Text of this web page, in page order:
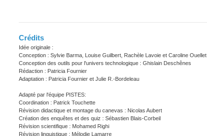
Crédits
Idée originale :
Conception : Sylvie Barma, Louise Guilbert, Rachèle Lavoie et Caroline Ouellet
Conception des outils pour l'univers technologique : Ghislain Deschênes
Rédaction : Patricia Fournier
Adaptation : Patricia Fournier et Julie R.-Bordeleau
Adapté par l'équipe PISTES:
Coordination : Patrick Touchette
Révision didactique et montage du canevas : Nicolas Aubert
Création des enquêtes et des quiz : Sébastien Blais-Corbeil
Révision scientifique : Mohamed Righi
Révision linguistique : Mélodie Lamarre